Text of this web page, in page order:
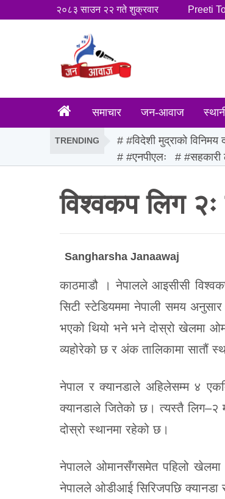
२०८३ साउन २२ गते शुक्रवार Preeti
समाचार जन-आवाज
TRENDING #विदेशी मुद्राको विनिमय
#एनपीएलः
#सहकारी
विश्वकप लिग २ः
Sangharsha Janaawaj
काठमाडौ । नेपालले आइसीसी
सिटी स्टेडियममा नेपाली समय
भएको थियो भने भने दोस्रो खेलमा
व्यहोरेको छ र अंक तालिकामा सातौं
नेपाल र क्यानडाले अहिलेसम्म ४
क्यानडाले जितेको छ। त्यस्तै
दोस्रो स्थानमा रहेको छ।
नेपालले ओमानसँगसमेत पहिलो
नेपालले ओडीआई सिरिजपछि क्यानडा